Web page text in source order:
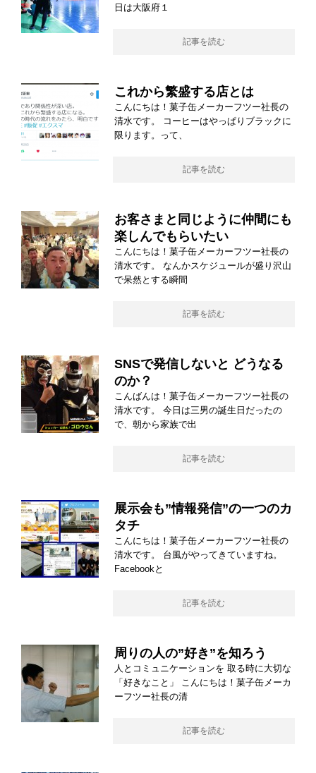
日は大阪府１
記事を読む
これから繁盛する店とは
こんにちは！菓子缶メーカーフツー社長の
清水です。 コーヒーはやっぱりブラックに
限ります。って、
記事を読む
お客さまと同じように仲間にも
楽しんでもらいたい
こんにちは！菓子缶メーカーフツー社長の
清水です。 なんかスケジュールが盛り沢山
で呆然とする瞬間
記事を読む
SNSで発信しないと どうなる
のか？
こんばんは！菓子缶メーカーフツー社長の
清水です。 今日は三男の誕生日だったの
で、朝から家族で出
記事を読む
展示会も”情報発信”の一つのカ
タチ
こんにちは！菓子缶メーカーフツー社長の
清水です。 台風がやってきていますね。
Facebookと
記事を読む
周りの人の”好き”を知ろう
人とコミュニケーションを 取る時に大切な
「好きなこと」 こんにちは！菓子缶メーカ
ーフツー社長の清
記事を読む